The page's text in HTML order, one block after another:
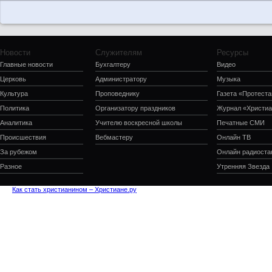
Новости
Главные новости
Церковь
Культура
Политика
Аналитика
Происшествия
За рубежом
Разное
Служителям
Бухгалтеру
Администратору
Проповеднику
Организатору праздников
Учителю воскресной школы
Вебмастеру
Ресурсы
Видео
Музыка
Газета
Журнал
Печатные СМИ
Онлайн ТВ
Онлайн
Утренняя Звезда
Как стать христианином – Христиане.ру